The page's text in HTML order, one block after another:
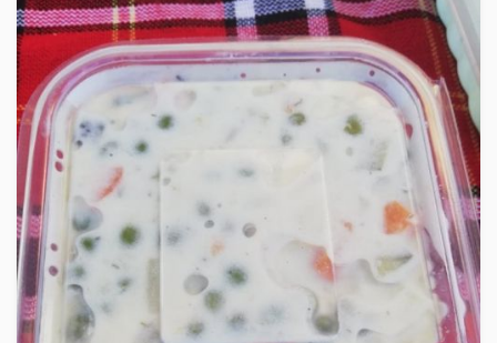
ПРОИЗВОДИТЕЛИ
КАМПАНИИ
АКЦИИ
ГОТОВИ ЗА ХАПВАНЕ
ПЛОДОВЕ И ЗЕЛЕНЧУЦИ
ХЛЯБ, ЗЪРНЕНИ, ВАРИВА
МЛЕЧНИ И ЯЙЦА